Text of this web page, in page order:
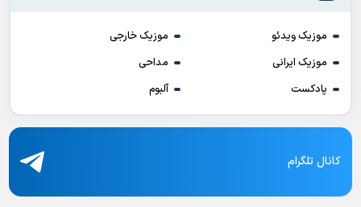
موزیک ویدئو
موزیک خارجی
موزیک ایرانی
مداحی
پادکست
آلبوم
کانال تلگرام